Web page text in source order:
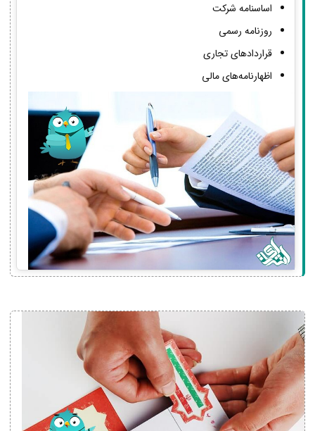
اساسنامه شرکت
روزنامه رسمی
قراردادهای تجاری
اظهارنامه‌های مالی